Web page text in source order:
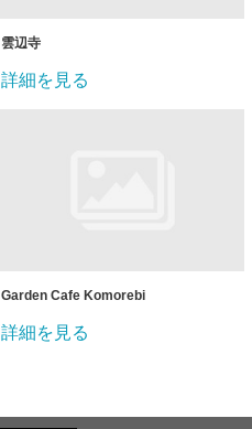
雲辺寺
詳細を見る
Garden Cafe Komorebi
詳細を見る